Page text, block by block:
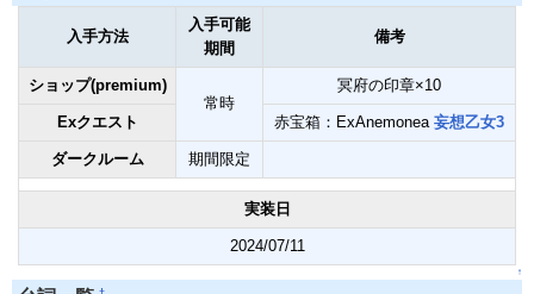
入手方法
入手可能
期間
備考
ショップ(premium)
常時
冥府の印章×10
Exクエスト 赤宝箱：ExAnemonea 妄想乙女3
ダークルーム 期間限定
実装日
2024/07/11
↑